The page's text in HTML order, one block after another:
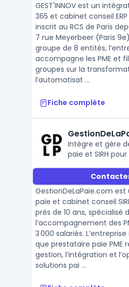
GEST'INNOV est un
365 et cabinet conseil
inscrit au RCS de Paris
7 rue Meyerbeer (Paris
groupe de 8 entités,
accompagne les PME et
groupes sur la
l’automatisat ...
Fiche complète
Intègre et gère
paie et SIRH pour
GestionDeLaPaie.com
paie et cabinet conseil
près de 10 ans, spécialisé
l’accompagnement des
3 000 salariés.
que prestataire paie PME
gestion, l’intégration et
solutions pai ...